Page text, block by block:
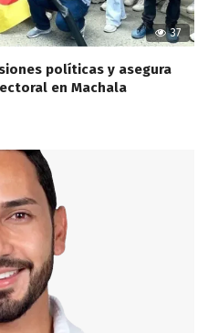
37
políticas y asegura
en Machala